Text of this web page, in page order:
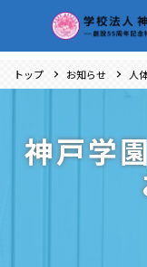
トップ お知らせ 人
神戸学